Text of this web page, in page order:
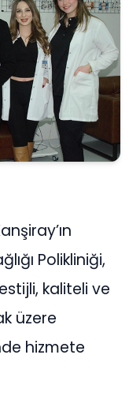
Polikliniği,
kaliteli ve
üzere
hizmete